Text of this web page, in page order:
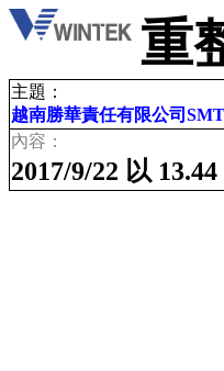
重
主題：
越南勝華責任有限公司
內容：
2017/9/22 以